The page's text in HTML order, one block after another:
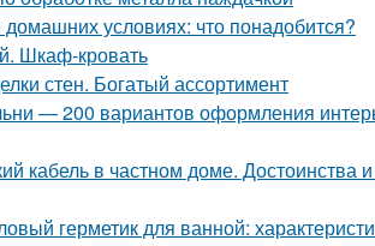
условиях: что понадобится?
Шкаф-кровать
стен. Богатый ассортимент
— 200 вариантов оформления
кабель в частном доме. Достоинства
герметик для ванной: